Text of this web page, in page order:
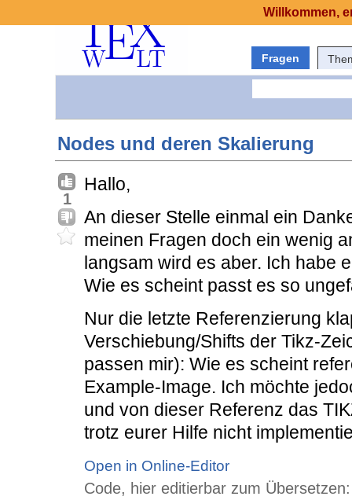
Fragen
Nodes und deren Skalierung
1
Hallo,
An dieser Stelle einmal ein
meinen Fragen doch ein wenig
langsam wird es aber. Ich habe
Wie es scheint passt es so
Nur die letzte Referenzierung
Verschiebung/Shifts der Tikz-
passen mir): Wie es scheint
Example-Image. Ich möchte
und von dieser Referenz das
trotz eurer Hilfe nicht
Open in Online-Editor
Code, hier editierbar zum Übersetzen:
Willkommen,